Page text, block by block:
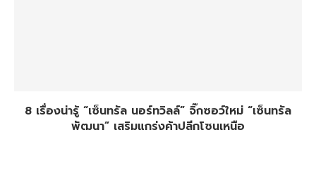
8 เรื่องน่ารู้ “เซ็นทรัล นอร์ทวิลล์”​ จิ๊กซอว์ใหม่ “เซ็นทรัล
พัฒนา” เสริมแกร่งค้าปลีกโซนเหนือ